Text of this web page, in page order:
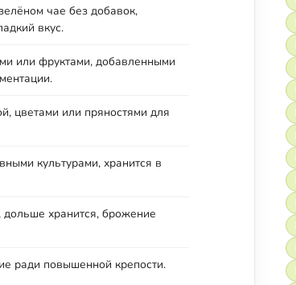
чае без добавок,
вкус.
или фруктами, добавленными
цветами или пряностями для
культурами, хранится в
хранится, брожение
ради повышенной крепости.